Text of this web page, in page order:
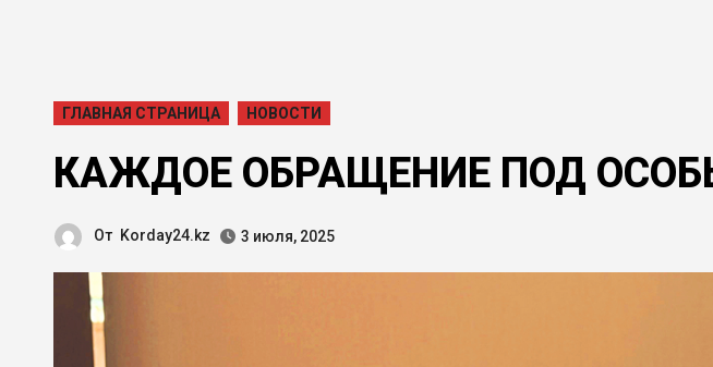
ГЛАВНАЯ СТРАНИЦА НОВОСТИ
КАЖДОЕ ОБРАЩЕНИЕ ПОД
От Korday24.kz 3 июля, 2025